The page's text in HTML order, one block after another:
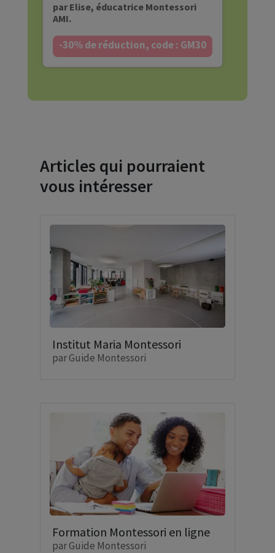
par Elise, éducatrice Montessori
AMI.
-30% de réduction, code : GM30
Articles qui pourraient
vous intéresser
Institut Maria Montessori
parGuide Montessori
Formation Montessori en ligne
parGuide Montessori